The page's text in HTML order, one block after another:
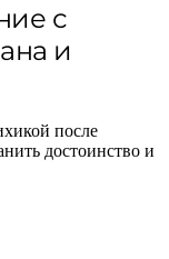
с
и
после
достоинство и